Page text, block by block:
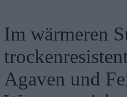
Im wärmeren
Agaven und